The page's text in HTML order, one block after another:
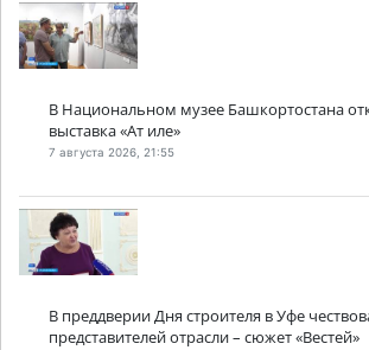
В Национальном музее Башкортостана
выставка «Ат иле»
7 августа 2026, 21:55
В преддверии Дня строителя в Уфе
представителей отрасли – сюжет «Вестей»